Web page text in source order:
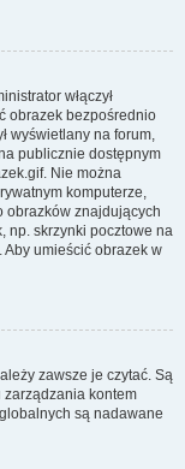
włączył
obrazek bezpośrednio
wyświetlany na forum,
publicznie dostępnym
Nie można
komputerze,
obrazków znajdujących
np. skrzynki pocztowe na
Aby umieścić obrazek w
zawsze je czytać. Są
kontem
są nadawane